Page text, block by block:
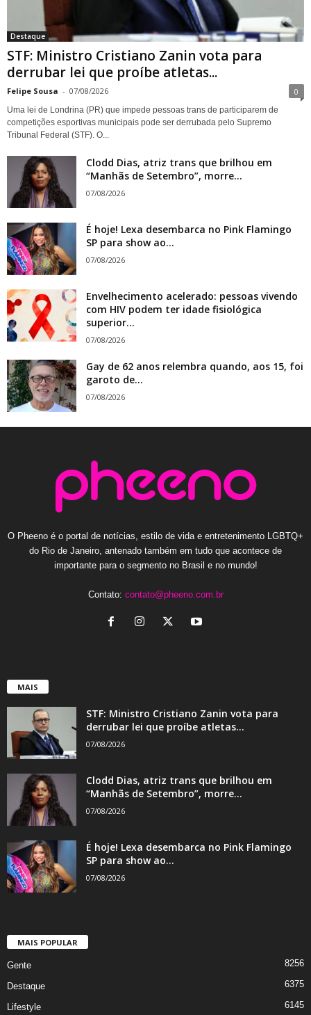
Destaque
STF: Ministro Cristiano Zanin vota para
derrubar lei que proíbe atletas...
Felipe Sousa - 07/08/2026 0
Uma lei de Londrina (PR) que impede pessoas trans de participarem de
competições esportivas municipais pode ser derrubada pelo Supremo
Tribunal Federal (STF). O...
Clodd Dias, atriz trans que brilhou em
“Manhãs de Setembro”, morre...
07/08/2026
É hoje! Lexa desembarca no Pink Flamingo
SP para show ao...
07/08/2026
Envelhecimento acelerado: pessoas vivendo
com HIV podem ter idade fisiológica
superior...
07/08/2026
Gay de 62 anos relembra quando, aos 15, foi
garoto de...
07/08/2026
O Pheeno é o portal de notícias, estilo de vida e entretenimento LGBTQ+
do Rio de Janeiro, antenado também em tudo que acontece de
importante para o segmento no Brasil e no mundo!
Contato: contato@pheeno.com.br
MAIS
STF: Ministro Cristiano Zanin vota para
derrubar lei que proíbe atletas...
07/08/2026
Clodd Dias, atriz trans que brilhou em
“Manhãs de Setembro”, morre...
07/08/2026
É hoje! Lexa desembarca no Pink Flamingo
SP para show ao...
07/08/2026
MAIS POPULAR
Gente 8256
Destaque 6375
Lifestyle 6145